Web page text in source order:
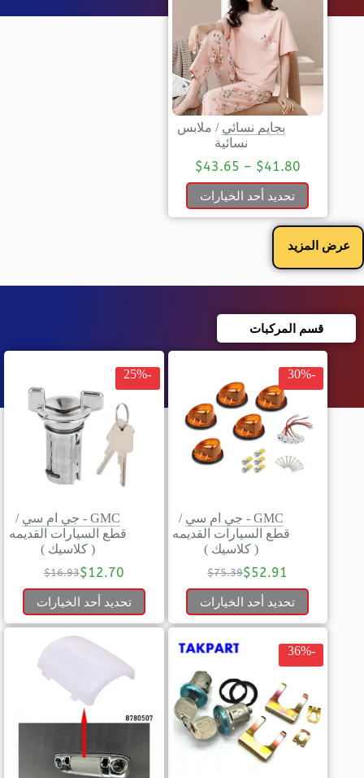
بجايم نسائي / ملابس
نسائية
$41.80
–
$43.65
تحديد أحد الخيارات
عرض المزيد
قسم المركبات
-30%
GMC - جي ام سي
/
قطع السيارات القديمه
( كلاسيك )
$75.39$52.91
تحديد أحد الخيارات
-25%
GMC - جي ام سي
/
قطع السيارات القديمه
( كلاسيك )
$16.93$12.70
تحديد أحد الخيارات
-36%